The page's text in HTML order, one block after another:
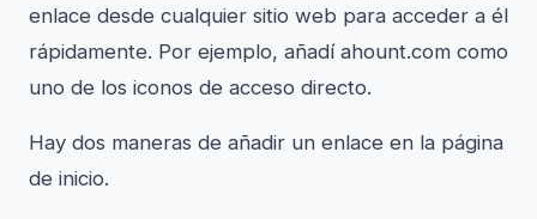
enlace desde cualquier sitio web para acceder a él
rápidamente. Por ejemplo, añadí ahount.com como
uno de los iconos de acceso directo.
Hay dos maneras de añadir un enlace en la página
de inicio.